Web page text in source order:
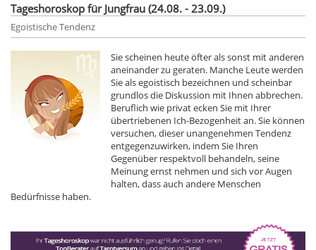
Tageshoroskop für Jungfrau (24.08. - 23.09.)
Egoistische Tendenz
Sie scheinen heute öfter als sonst mit anderen
aneinander zu geraten. Manche Leute werden
Sie als egoistisch bezeichnen und scheinbar
grundlos die Diskussion mit Ihnen abbrechen.
Beruflich wie privat ecken Sie mit Ihrer
übertriebenen Ich-Bezogenheit an. Sie können
versuchen, dieser unangenehmen Tendenz
entgegenzuwirken, indem Sie Ihren
Gegenüber respektvoll behandeln, seine
Meinung ernst nehmen und sich vor Augen
halten, dass auch andere Menschen
Bedürfnisse haben.